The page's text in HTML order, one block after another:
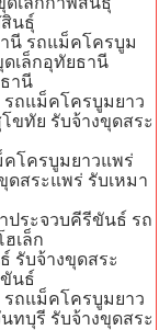
นธุ์
นี รถแม็คโครบูม
เล็กอุทัยธานี
านี
ถแม็คโครบูมยาว
ขทัย รับจ้างขุดสระ
โครบูมยาวแพร่
ดสระแพร่ รับเหมา
ประจวบคีรีขันธ์ รถ
เล็ก
รับจ้างขุดสระ
นธ์
ถแม็คโครบูมยาว
ทบุรี รับจ้างขุดสระ